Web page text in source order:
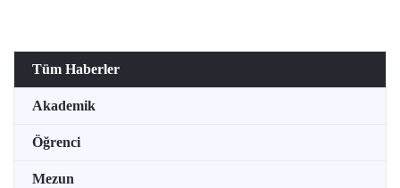
Tüm Haberler
Akademik
Öğrenci
Mezun